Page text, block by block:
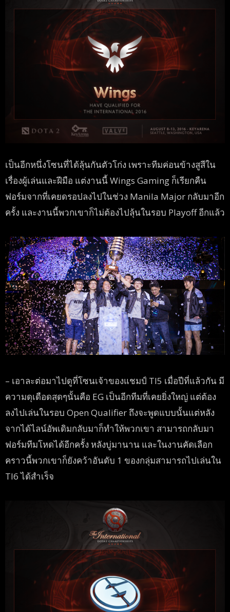
เป็นอีกหนึ่งโซนที่ได้ลุ้นกันตัวโก่ง เพราะทีมค่อนข้างสูสีใน
เรื่องผู้เล่นและฝีมือ แต่งานนี้ Wings Gaming ก็เรียกคืน
ฟอร์มจากที่เคยดรอปลงไปในช่วง Manila Major กลับมาอีก
ครั้ง และงานนี้พวกเขาก็ไม่ต้องไปลุ้นในรอบ Playoff อีกแล้ว
– เอาละต่อมาไปดูที่โซนเจ้าของแชมป์ TI5 เมื่อปีที่แล้วกัน มี
ความดุเดือดสุดๆนั้นคือ EG เป็นอีกทีมที่เคยยิ่งใหญ่ แต่ต้อง
ลงไปเล่นในรอบ Open Qualifier ถึงจะพูดแบบนั้นแต่หลัง
จากได้ไลน์อัพเดิมกลับมาก็ทำให้พวกเขา สามารถกลับมา
ฟอร์มทีมโหดได้อีกครั้ง หลังบู่มานาน และในงานคัดเลือก
คราวนี้พวกเขาก็ยังคว้าอันดับ 1 ของกลุ่มสามารถไปเล่นใน
TI6 ได้สำเร็จ